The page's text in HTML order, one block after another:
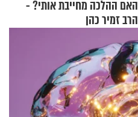
האם ההלכה מחייבת אותי? -
הרב זמיר כהן